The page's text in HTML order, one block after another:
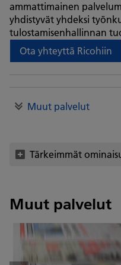
ammattimainen
yhdistyvät yhdeksi
tulostamisenhallinnan
Ota yhteyttä Ricohiin
Muut palvelut
Tärkeimmät
Muut palvelut